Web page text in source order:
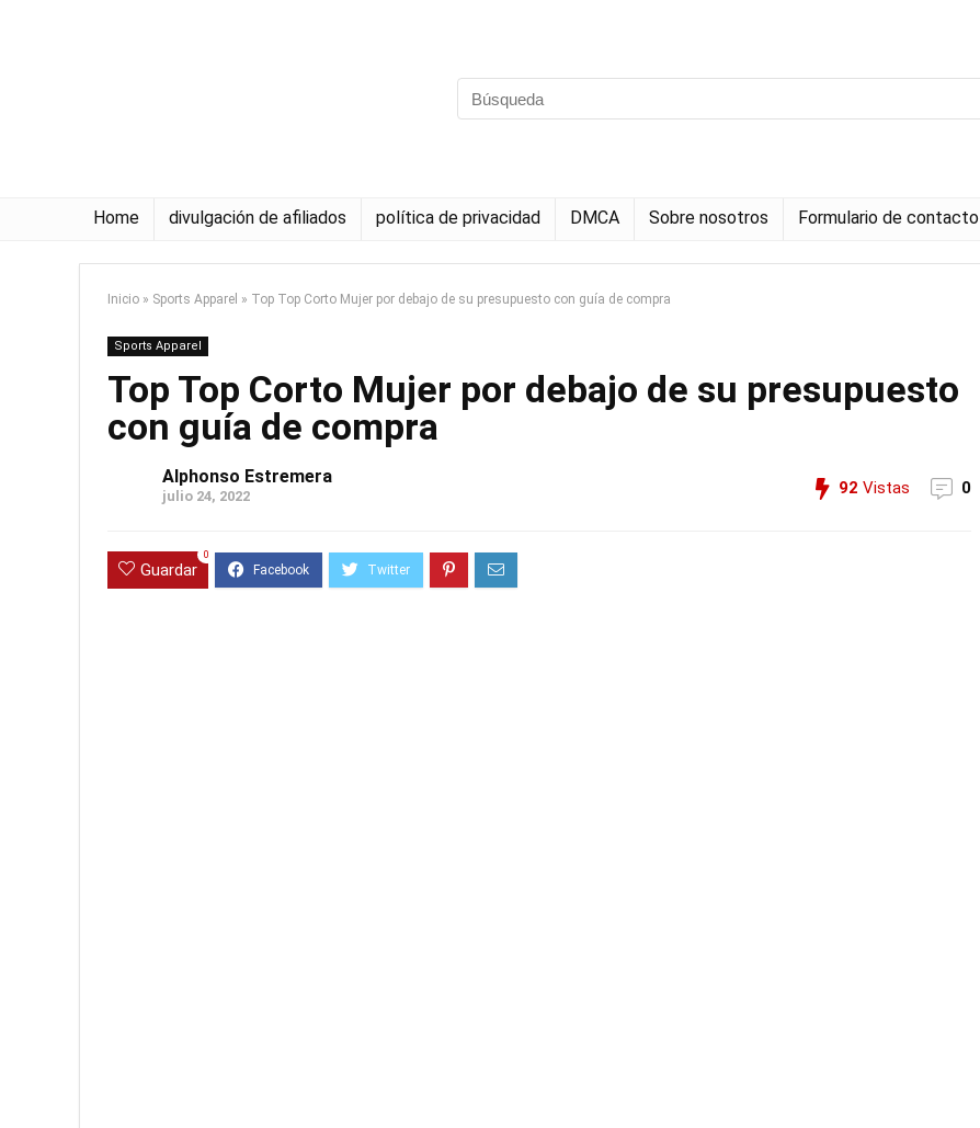
Home divulgación de afiliados política de privacidad DMCA Sobre nosotros Formulario de contacto
Inicio » Sports Apparel » Top Top Corto Mujer por debajo de su presupuesto con guía de compra
Sports Apparel
Top Top Corto Mujer por debajo de su presupuesto
con guía de compra
Alphonso Estremera
julio 24, 2022 92 Vistas 0
Guardar
0